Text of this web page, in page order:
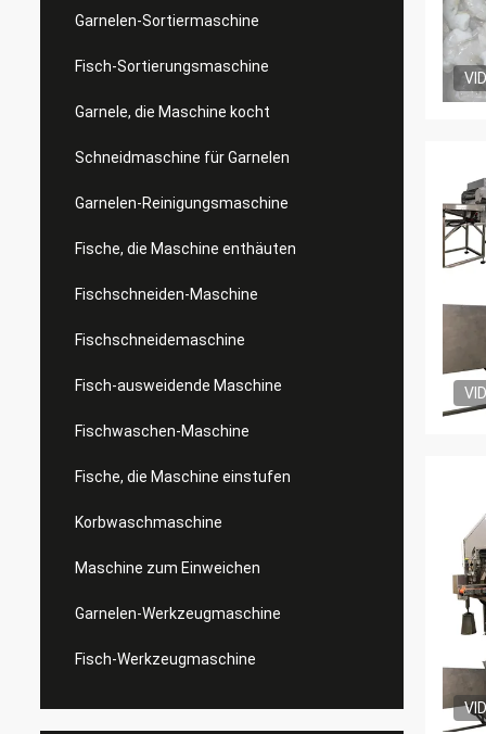
Garnelen-Sortiermaschine
Fisch-Sortierungsmaschine
Garnele, die Maschine kocht
Schneidmaschine für Garnelen
Garnelen-Reinigungsmaschine
Fische, die Maschine enthäuten
Fischschneiden-Maschine
Fischschneidemaschine
Fisch-ausweidende Maschine
Fischwaschen-Maschine
Fische, die Maschine einstufen
Korbwaschmaschine
Maschine zum Einweichen
Garnelen-Werkzeugmaschine
Fisch-Werkzeugmaschine